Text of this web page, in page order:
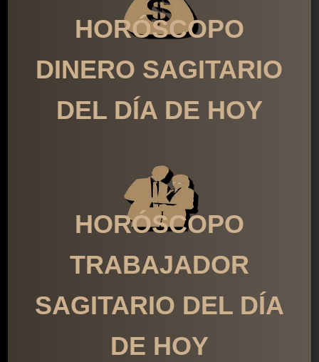
HORÓSCOPO
DINERO SAGITARIO
DEL DÍA DE HOY
HORÓSCOPO
TRABAJADOR
SAGITARIO DEL DÍA
DE HOY